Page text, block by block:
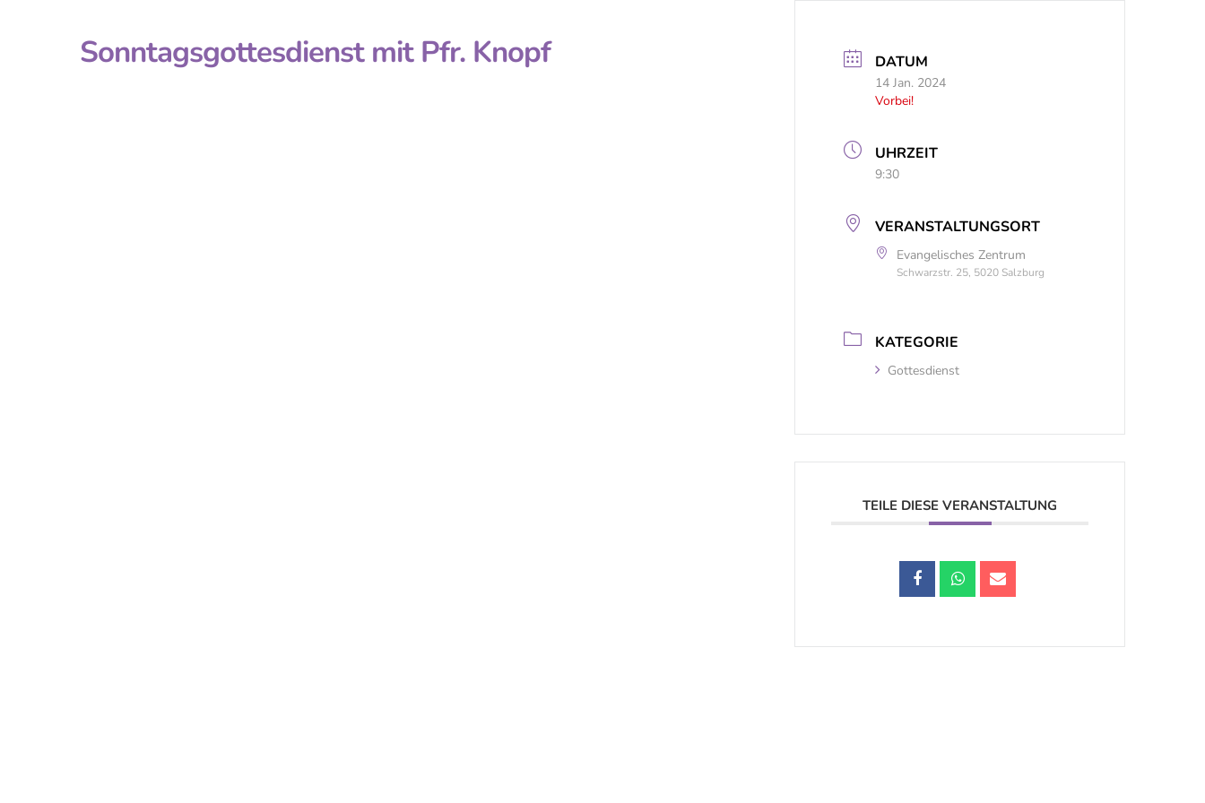
Sonntagsgottesdienst mit Pfr. Knopf DATUM
14 Jan. 2024
Vorbei!
UHRZEIT
9:30
VERANSTALTUNGSORT
Evangelisches Zentrum
Schwarzstr. 25, 5020 Salzburg
KATEGORIE
Gottesdienst
TEILE DIESE VERANSTALTUNG